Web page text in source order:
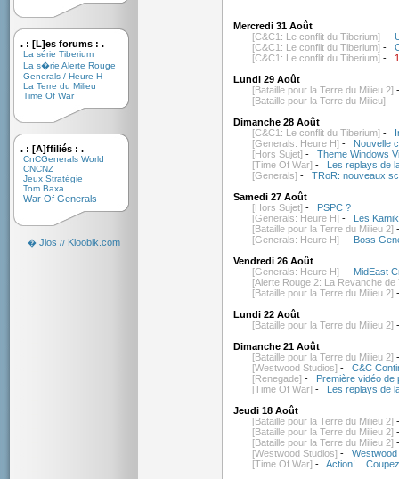
. : [L]es forums : .
La série Tiberium
La s�rie Alerte Rouge
Generals / Heure H
La Terre du Milieu
Time Of War
. : [A]ffiliés : .
CnCGenerals World
CNCNZ
Jeux Stratégie
Tom Baxa
War Of Generals
� Jios // Kloobik.com
Mercredi 31 Août
[C&C1: Le conflit du Tiberium] -
[C&C1: Le conflit du Tiberium] -
[C&C1: Le conflit du Tiberium] -
Lundi 29 Août
[Bataille pour la Terre du Milieu 2]
[Bataille pour la Terre du Milieu] -
Dimanche 28 Août
[C&C1: Le conflit du Tiberium] -
[Generals: Heure H] -
Nouvelle
[Hors Sujet] - Theme Windows
[Time Of War] -
Les replays de
[Generals] - TRoR: nouveaux
Samedi 27 Août
[Hors Sujet] -
PSPC ?
[Generals: Heure H] -
Les
[Bataille pour la Terre du Milieu 2]
[Generals: Heure H] -
Boss
Vendredi 26 Août
[Generals: Heure H] -
MidEast
[Alerte Rouge 2: La Revanche de
[Bataille pour la Terre du Milieu 2]
Lundi 22 Août
[Bataille pour la Terre du Milieu 2]
Dimanche 21 Août
[Bataille pour la Terre du Milieu 2]
[Westwood Studios] - C&C
[Renegade] -
Première vidéo de
[Time Of War] -
Les replays de
Jeudi 18 Août
[Bataille pour la Terre du Milieu 2]
[Bataille pour la Terre du Milieu 2]
[Bataille pour la Terre du Milieu 2]
[Westwood Studios] -
[Time Of War] - Action!...